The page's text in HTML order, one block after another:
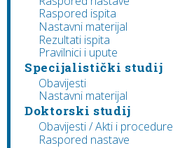
Raspored ispita
Nastavni materijal
Rezultati ispita
Pravilnici i upute
Specijalistički studij
Obavijesti
Nastavni materijal
Doktorski studij
Obavijesti / Akti i procedure
Raspored nastave